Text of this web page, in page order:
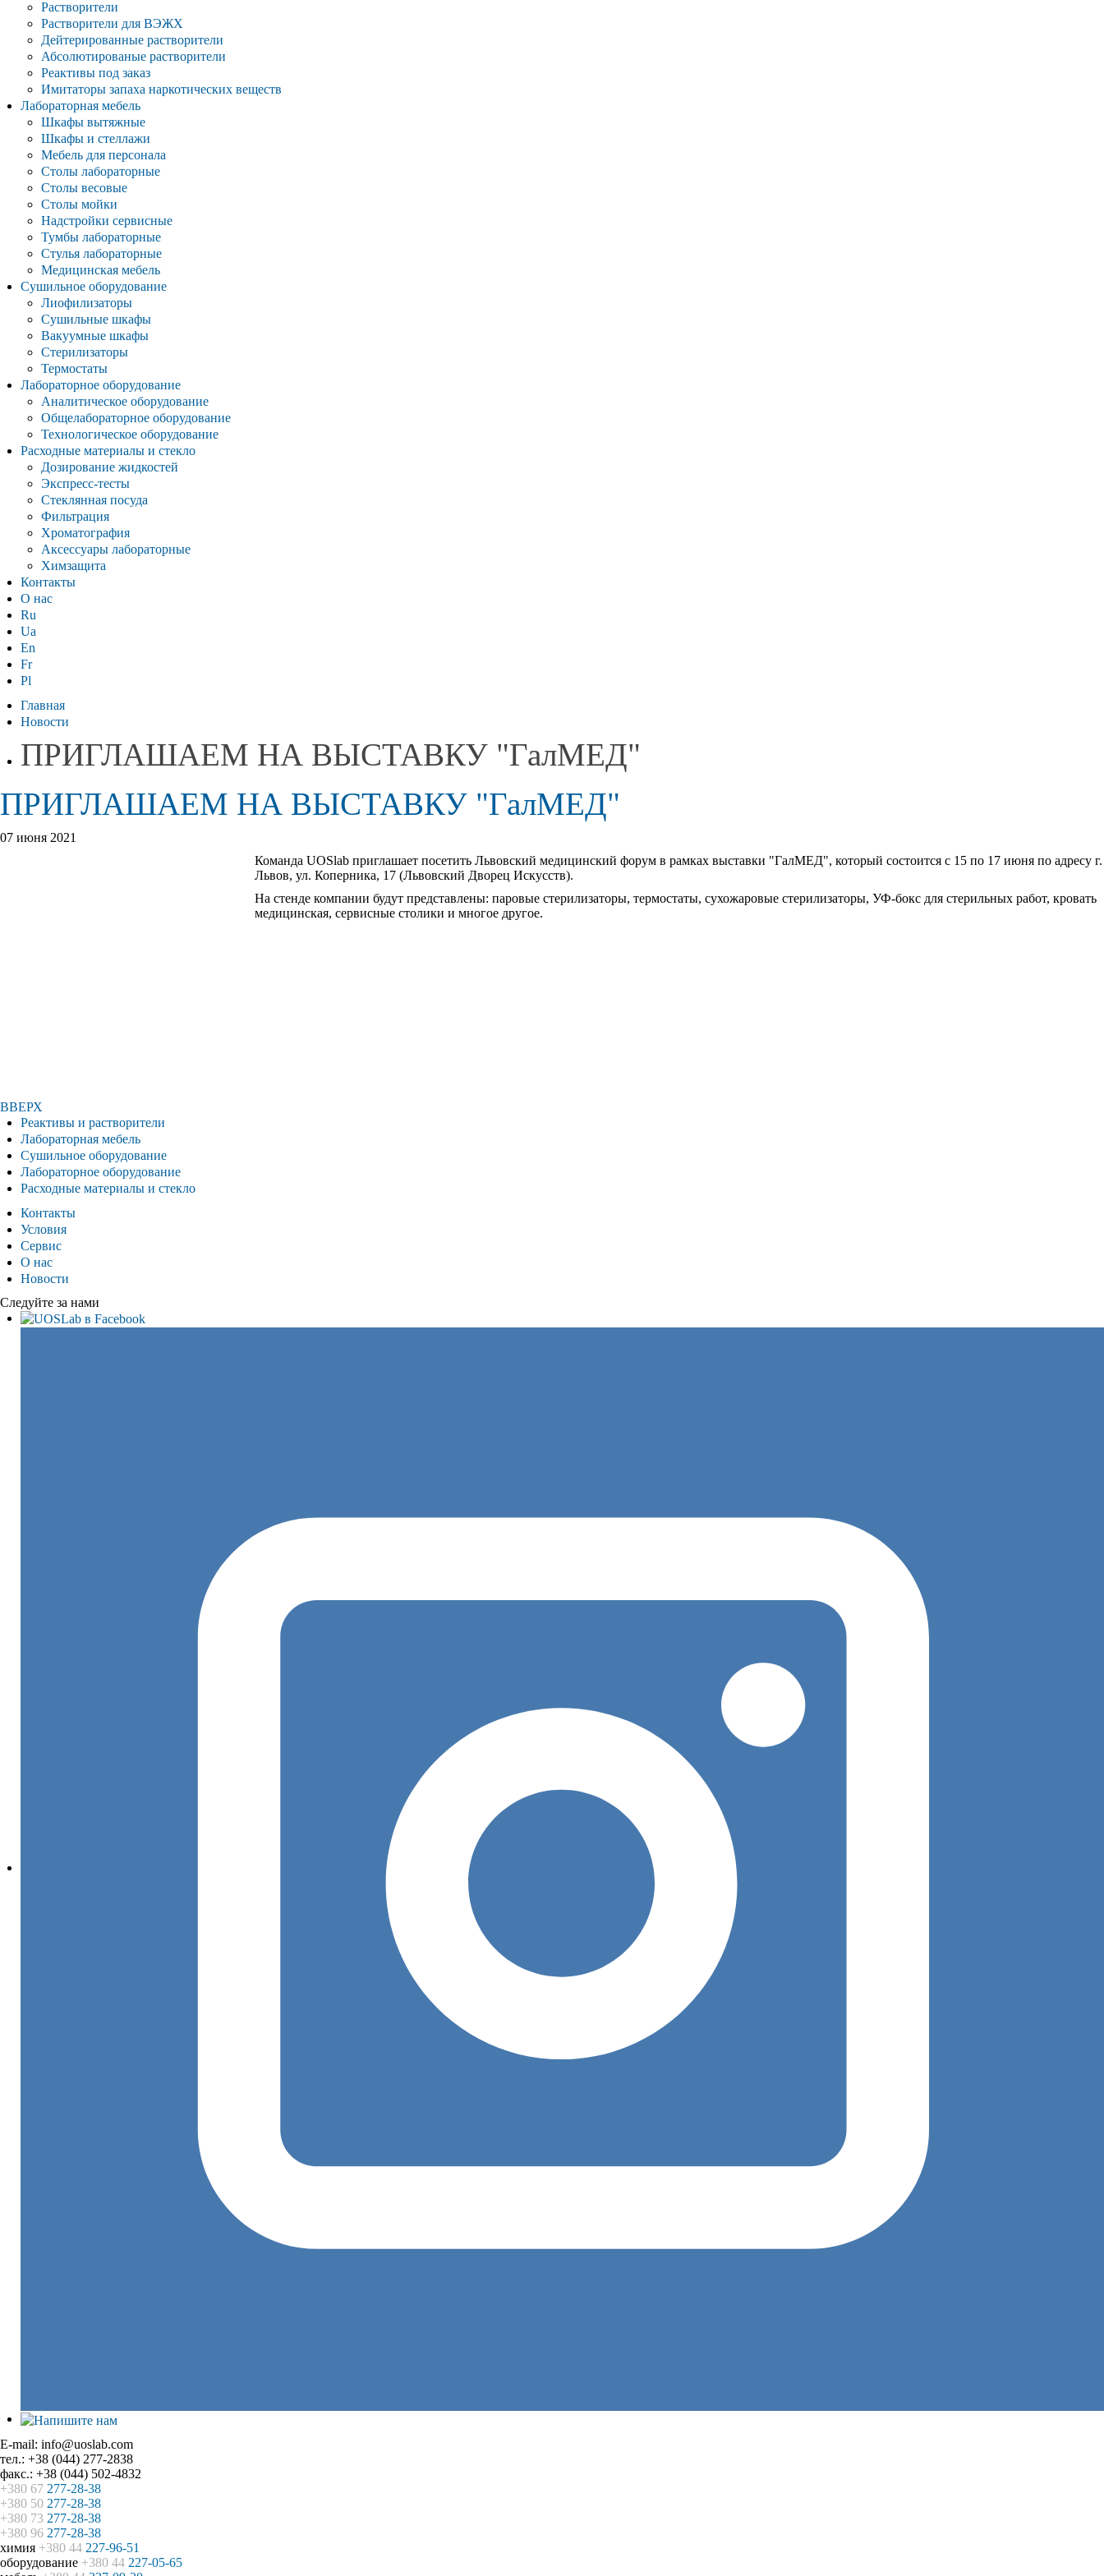
Растворители
Растворители для ВЭЖХ
Дейтерированные растворители
Абсолютированые растворители
Реактивы под заказ
Имитаторы запаха наркотических веществ
Лабораторная мебель
Шкафы вытяжные
Шкафы и стеллажи
Мебель для персонала
Столы лабораторные
Столы весовые
Столы мойки
Надстройки сервисные
Тумбы лабораторные
Стулья лабораторные
Медицинская мебель
Сушильное оборудование
Лиофилизаторы
Сушильные шкафы
Вакуумные шкафы
Стерилизаторы
Термостаты
Лабораторное оборудование
Аналитическое оборудование
Общелабораторное оборудование
Технологическое оборудование
Расходные материалы и стекло
Дозирование жидкостей
Экспресс-тесты
Стеклянная посуда
Фильтрация
Хроматография
Аксессуары лабораторные
Химзащита
Контакты
О нас
Ru
Ua
En
Fr
Pl
Главная
Новости
ПРИГЛАШАЕМ НА ВЫСТАВКУ "ГалМЕД"
ПРИГЛАШАЕМ НА ВЫСТАВКУ "ГалМЕД"
07 июня 2021
Команда UOSlab приглашает посетить Львовский медицинский форум в рамках выставки "ГалМЕД", который состоится с 15 по 17 июня по адресу г.
Львов, ул. Коперника, 17 (Львовский Дворец Искусств).
На стенде компании будут представлены: паровые стерилизаторы, термостаты, сухожаровые стерилизаторы, УФ-бокс для стерильных работ, кровать
медицинская, сервисные столики и многое другое.
ВВЕРХ
Реактивы и растворители
Лабораторная мебель
Сушильное оборудование
Лабораторное оборудование
Расходные материалы и стекло
Контакты
Условия
Сервис
О нас
Новости
Следуйте за нами
E-mail: info@uoslab.com
тел.: +38 (044) 277-2838
факс.: +38 (044) 502-4832
+380 67 277-28-38
+380 50 277-28-38
+380 73 277-28-38
+380 96 277-28-38
химия +380 44 227-96-51
оборудование +380 44 227-05-65